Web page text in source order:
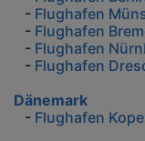
- Flughafen
- Flughafen
- Flughafen
- Flughafen
Dänemark
- Flughafen